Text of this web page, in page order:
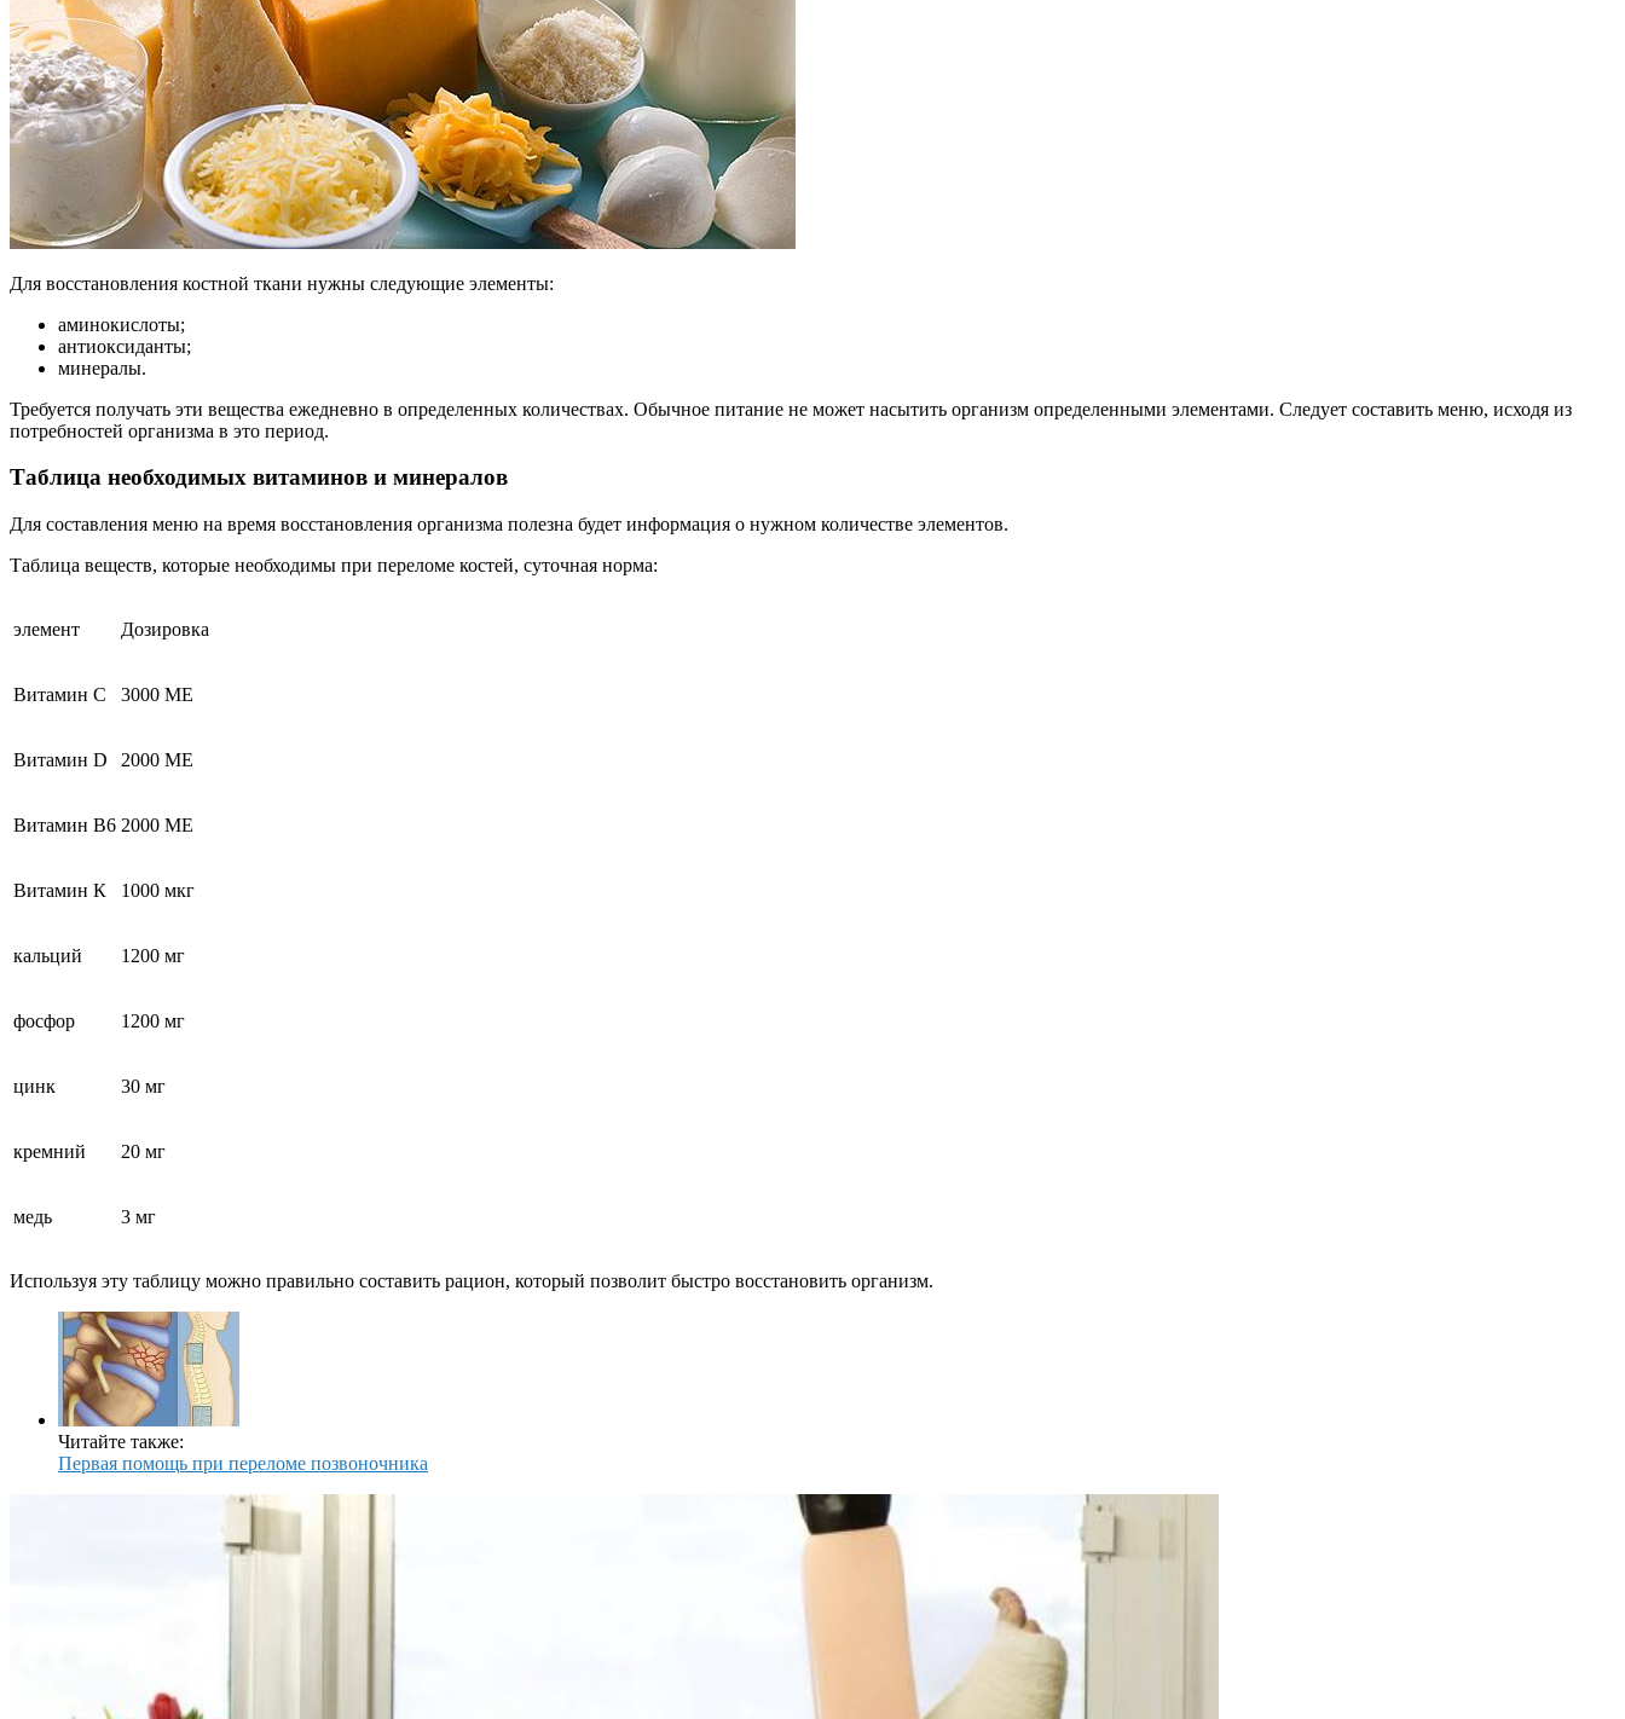
Для восстановления костной ткани нужны следующие элементы:
аминокислоты;
антиоксиданты;
минералы.
Требуется получать эти вещества ежедневно в определенных количествах. Обычное питание не может насытить организм определенными элементами. Следует составить меню, исходя из
потребностей организма в это период.
Таблица необходимых витаминов и минералов
Для составления меню на время восстановления организма полезна будет информация о нужном количестве элементов.
Таблица веществ, которые необходимы при переломе костей, суточная норма:
элемент Дозировка
Витамин С 3000 МЕ
Витамин D 2000 МЕ
Витамин В6 2000 МЕ
Витамин К 1000 мкг
кальций 1200 мг
фосфор 1200 мг
цинк 30 мг
кремний 20 мг
медь 3 мг
Используя эту таблицу можно правильно составить рацион, который позволит быстро восстановить организм.
Читайте также:
Первая помощь при переломе позвоночника